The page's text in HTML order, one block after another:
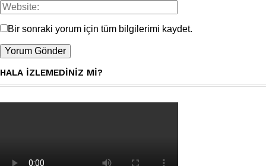
Bir sonraki yorum için tüm bilgilerimi kaydet.
HALA IZLEMEDINIZ MI?